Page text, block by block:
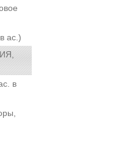
ас.)
в